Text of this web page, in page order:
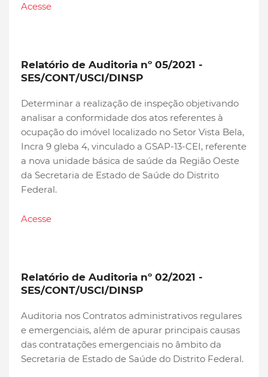
Acesse
Relatório de Auditoria nº 05/2021 -
SES/CONT/USCI/DINSP
Determinar a realização de inspeção objetivando
analisar a conformidade dos atos referentes à
ocupação do imóvel localizado no Setor Vista Bela,
Incra 9 gleba 4, vinculado a GSAP-13-CEI, referente
a nova unidade básica de saúde da Região Oeste
da Secretaria de Estado de Saúde do Distrito
Federal.
Acesse
Relatório de Auditoria nº 02/2021 -
SES/CONT/USCI/DINSP
Auditoria nos Contratos administrativos regulares
e emergenciais, além de apurar principais causas
das contratações emergenciais no âmbito da
Secretaria de Estado de Saúde do Distrito Federal.